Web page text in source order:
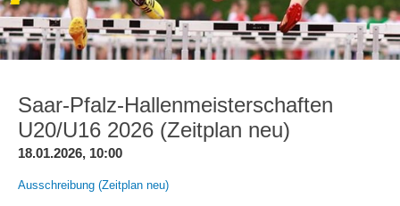
Saar-Pfalz-Hallenmeisterschaften
U20/U16 2026 (Zeitplan neu)
18.01.2026, 10:00
Ausschreibung (Zeitplan neu)